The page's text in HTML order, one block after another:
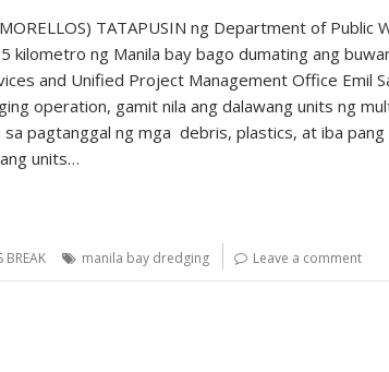
TATAPUSIN ng Department of
kilometro ng Manila bay bago dumating ang
and Unified Project Management Office Emil
operation, gamit nila ang dalawang units ng
sa pagtanggal ng mga debris, plastics, at iba
units…
BREAK manila bay dredging Leave a comment